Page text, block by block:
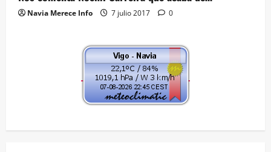
Navia Merece Info 7 julio 2017 0